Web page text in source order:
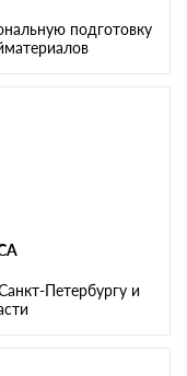
подготовку
Петербургу и